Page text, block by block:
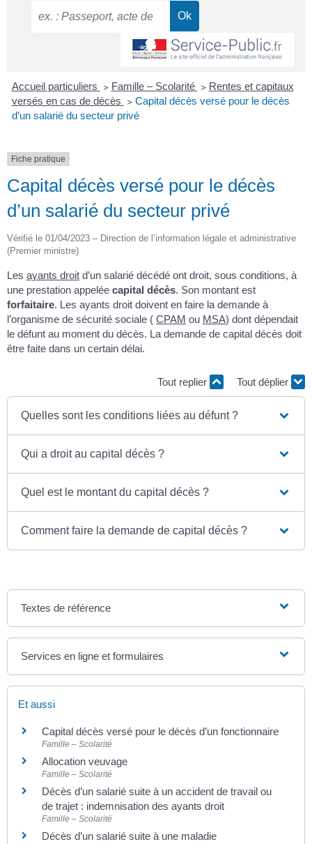
Accueil particuliers > Famille – Scolarité > Rentes et capitaux
versés en cas de décès > Capital décès versé pour le décès
d’un salarié du secteur privé
Fiche pratique
Capital décès versé pour le décès
d’un salarié du secteur privé
Vérifié le 01/04/2023 – Direction de l’information légale et administrative
(Premier ministre)
Les ayants droit d’un salarié décédé ont droit, sous conditions, à
une prestation appelée capital décès. Son montant est
forfaitaire. Les ayants droit doivent en faire la demande à
l’organisme de sécurité sociale ( CPAM ou MSA) dont dépendait
le défunt au moment du décès. La demande de capital décès doit
être faite dans un certain délai.
Tout replier Tout déplier
Quelles sont les conditions liées au défunt ?
Qui a droit au capital décès ?
Quel est le montant du capital décès ?
Comment faire la demande de capital décès ?
Textes de référence
Services en ligne et formulaires
Et aussi
Capital décès versé pour le décès d’un fonctionnaire
Famille – Scolarité
Allocation veuvage
Famille – Scolarité
Décès d’un salarié suite à un accident de travail ou
de trajet : indemnisation des ayants droit
Famille – Scolarité
Décès d’un salarié suite à une maladie